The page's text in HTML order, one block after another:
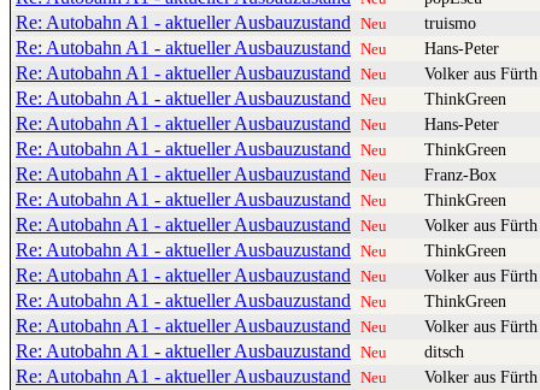
Re: Autobahn A1 - aktueller Ausbauzustand Neu truismo
Re: Autobahn A1 - aktueller Ausbauzustand Neu Hans-Peter
Re: Autobahn A1 - aktueller Ausbauzustand Neu Volker aus Fürth
Re: Autobahn A1 - aktueller Ausbauzustand Neu ThinkGreen
Re: Autobahn A1 - aktueller Ausbauzustand Neu Hans-Peter
Re: Autobahn A1 - aktueller Ausbauzustand Neu ThinkGreen
Re: Autobahn A1 - aktueller Ausbauzustand Neu Franz-Box
Re: Autobahn A1 - aktueller Ausbauzustand Neu ThinkGreen
Re: Autobahn A1 - aktueller Ausbauzustand Neu Volker aus Fürth
Re: Autobahn A1 - aktueller Ausbauzustand Neu ThinkGreen
Re: Autobahn A1 - aktueller Ausbauzustand Neu Volker aus Fürth
Re: Autobahn A1 - aktueller Ausbauzustand Neu ThinkGreen
Re: Autobahn A1 - aktueller Ausbauzustand Neu Volker aus Fürth
Re: Autobahn A1 - aktueller Ausbauzustand Neu ditsch
Re: Autobahn A1 - aktueller Ausbauzustand Neu Volker aus Fürth